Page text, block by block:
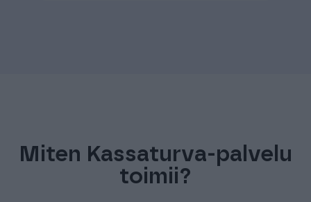
Miten Kassaturva-palvelu
toimii?